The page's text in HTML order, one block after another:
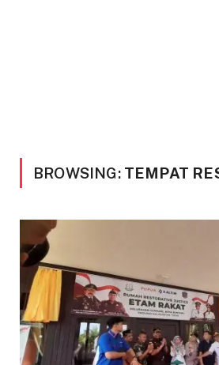
BROWSING: TEMPAT